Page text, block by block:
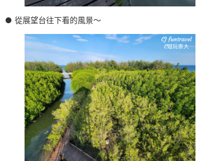
● 從展望台往下看的風景～